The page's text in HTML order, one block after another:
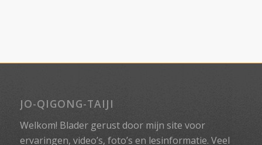
JO-QIGONG-TAIJI
Welkom! Blader gerust door mijn site voor
ervaringen, video’s, foto’s en lesinformatie. Veel